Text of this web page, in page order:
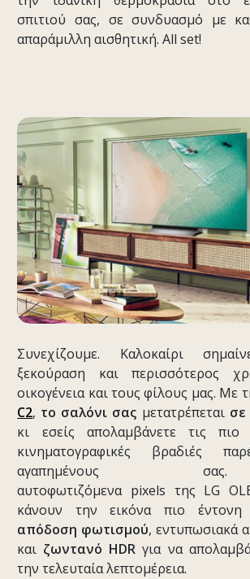
σπιτιού σας, σε συνδυασμό με
απαράμιλλη αισθητική. All set!
Συνεχίζουμε. Καλοκαίρι
ξεκούραση και περισσότερος
οικογένεια και τους φίλους μας. Με
C2, το σαλόνι σας μετατρέπεται σε
κι εσείς απολαμβάνετε τις πιο
κινηματογραφικές βραδιές
αγαπημένους
αυτοφωτιζόμενα pixels της LG
κάνουν την εικόνα πιο
απόδοση φωτισμού, εντυπωσιακά
και ζωντανό HDR για να
την τελευταία λεπτομέρεια.